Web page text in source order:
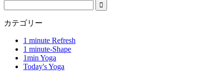
カテゴリー
1 minute Refresh
1 minute-Shape
1min Yoga
Today's Yoga